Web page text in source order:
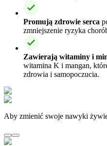
Promują zdrowie serca
zmniejszenie ryzyka
Zawierają witaminy i
witamina K i mangan,
zdrowia i samopoczucia.
Aby zmienić swoje nawyki